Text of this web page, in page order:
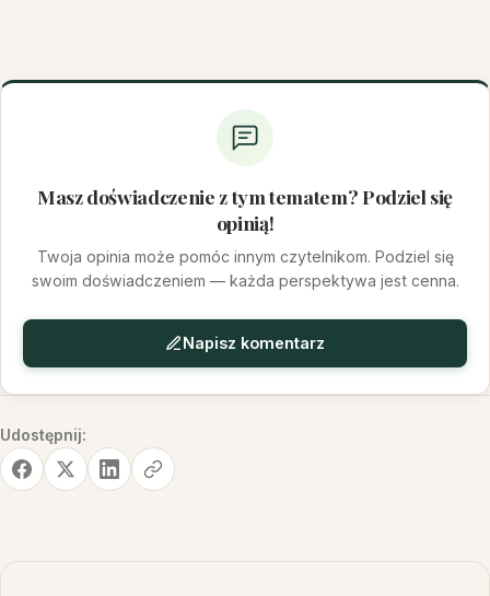
Masz doświadczenie z tym tematem? Podziel się
opinią!
Twoja opinia może pomóc innym czytelnikom. Podziel się
swoim doświadczeniem — każda perspektywa jest cenna.
Napisz komentarz
Udostępnij: